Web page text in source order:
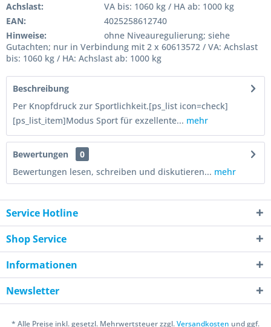
Achslast:
VA bis: 1060 kg / HA ab: 1000 kg
EAN:
4025258612740
Hinweise:
ohne Niveauregulierung; siehe
Gutachten; nur in Verbindung mit 2 x 60613572 / VA: Achslast
bis: 1060 kg / HA: Achslast ab: 1000 kg
Beschreibung
Per Knopfdruck zur Sportlichkeit.[ps_list icon=check]
[ps_list_item]Modus Sport für exzellente... mehr
Bewertungen
0
Bewertungen lesen, schreiben und diskutieren... mehr
Service Hotline
Shop Service
Informationen
Newsletter
* Alle Preise inkl. gesetzl. Mehrwertsteuer zzgl.Versandkosten und ggf.